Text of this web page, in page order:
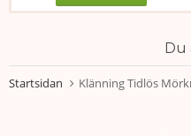
Du
Startsidan Klänning Tidlös